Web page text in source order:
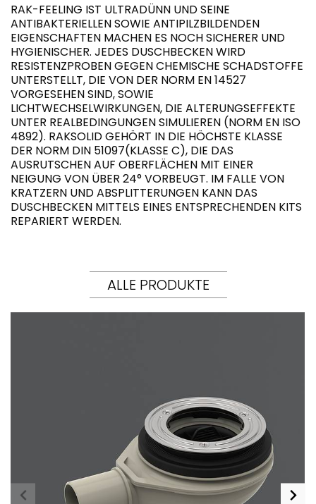
RAK-FEELING IST ULTRADÜNN UND SEINE
ANTIBAKTERIELLEN SOWIE ANTIPILZBILDENDEN
EIGENSCHAFTEN MACHEN ES NOCH SICHERER UND
HYGIENISCHER. JEDES DUSCHBECKEN WIRD
RESISTENZPROBEN GEGEN CHEMISCHE SCHADSTOFFE
UNTERSTELLT, DIE VON DER NORM EN 14527
VORGESEHEN SIND, SOWIE
LICHTWECHSELWIRKUNGEN, DIE ALTERUNGSEFFEKTE
UNTER REALBEDINGUNGEN SIMULIEREN (NORM EN ISO
4892). RAKSOLID GEHÖRT IN DIE HÖCHSTE KLASSE
DER NORM DIN 51097(KLASSE C), DIE DAS
AUSRUTSCHEN AUF OBERFLÄCHEN MIT EINER
NEIGUNG VON ÜBER 24° VORBEUGT. IM FALLE VON
KRATZERN UND ABSPLITTERUNGEN KANN DAS
DUSCHBECKEN MITTELS EINES ENTSPRECHENDEN KITS
REPARIERT WERDEN.
ALLE PRODUKTE